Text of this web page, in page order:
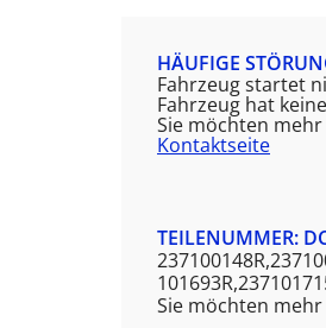
HÄUFIGE
Fahrzeug startet
Fahrzeug hat
Sie möchten
Kontaktseite
TEILENUMMER:
Sie möchten